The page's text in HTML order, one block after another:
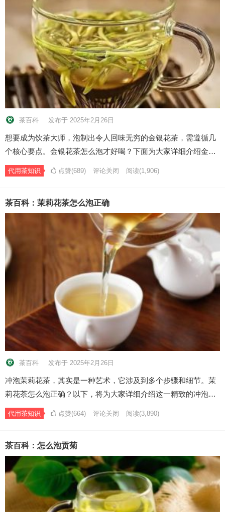
茶百科 发布于 2025年2月26日
想要成为饮茶大师，泡制出令人回味无穷的金银花茶，需遵循几
个核心要点。金银花茶怎么泡才好喝？下面为大家详细介绍金…
代用茶知识 点赞(689) 评论关闭 阅读(1,906)
茶百科：茉莉花茶怎么泡正确
茶百科 发布于 2025年2月26日
冲泡茉莉花茶，其实是一种艺术，它涉及到多个步骤和细节。茉
莉花茶怎么泡正确？以下，将为大家详细介绍这一精致的冲泡…
代用茶知识 点赞(664) 评论关闭 阅读(3,890)
茶百科：怎么泡贡菊